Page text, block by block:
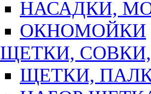
НАСАДКИ,
ОКНОМОЙКИ
ЩЕТКИ,
ЩЕТКИ,